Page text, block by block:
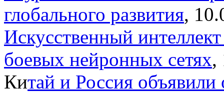
глобального развития,
Искусственный
боевых нейронных сетях,
Китай и Россия объявили